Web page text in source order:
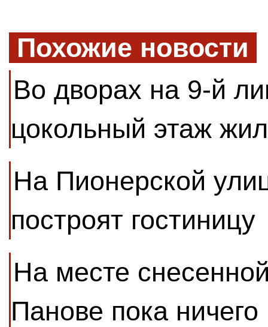
Похожие новости
Во дворах на 9-й
цокольный этаж
На Пионерской
построят гостиницу
На месте
Панове пока ничего